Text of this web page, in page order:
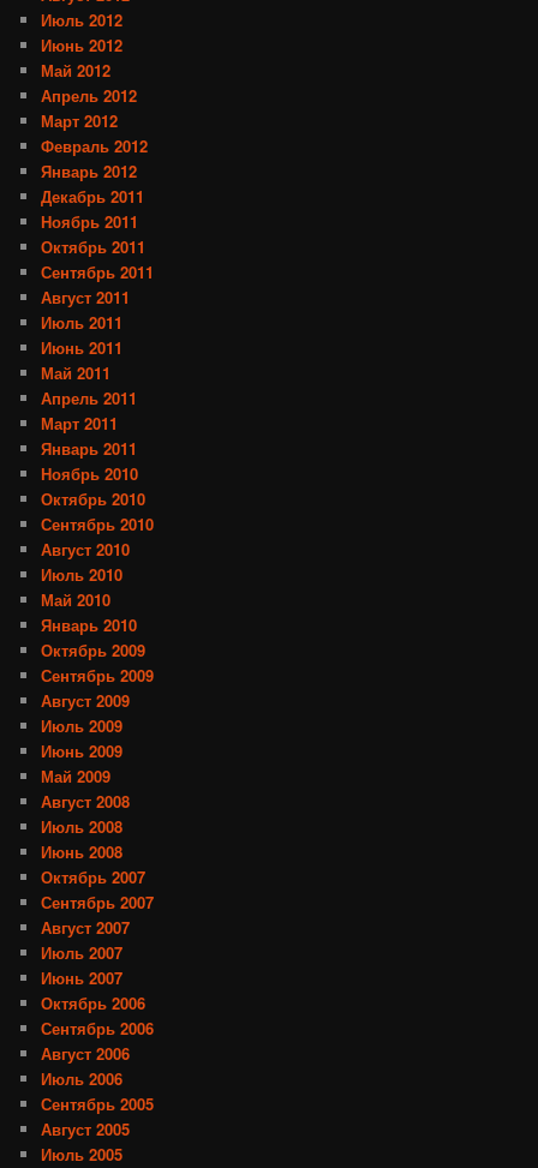
Июль 2012
Июнь 2012
Май 2012
Апрель 2012
Март 2012
Февраль 2012
Январь 2012
Декабрь 2011
Ноябрь 2011
Октябрь 2011
Сентябрь 2011
Август 2011
Июль 2011
Июнь 2011
Май 2011
Апрель 2011
Март 2011
Январь 2011
Ноябрь 2010
Октябрь 2010
Сентябрь 2010
Август 2010
Июль 2010
Май 2010
Январь 2010
Октябрь 2009
Сентябрь 2009
Август 2009
Июль 2009
Июнь 2009
Май 2009
Август 2008
Июль 2008
Июнь 2008
Октябрь 2007
Сентябрь 2007
Август 2007
Июль 2007
Июнь 2007
Октябрь 2006
Сентябрь 2006
Август 2006
Июль 2006
Сентябрь 2005
Август 2005
Июль 2005